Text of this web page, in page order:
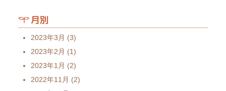
月別
2023年3月 (3)
2023年2月 (1)
2023年1月 (2)
2022年11月 (2)